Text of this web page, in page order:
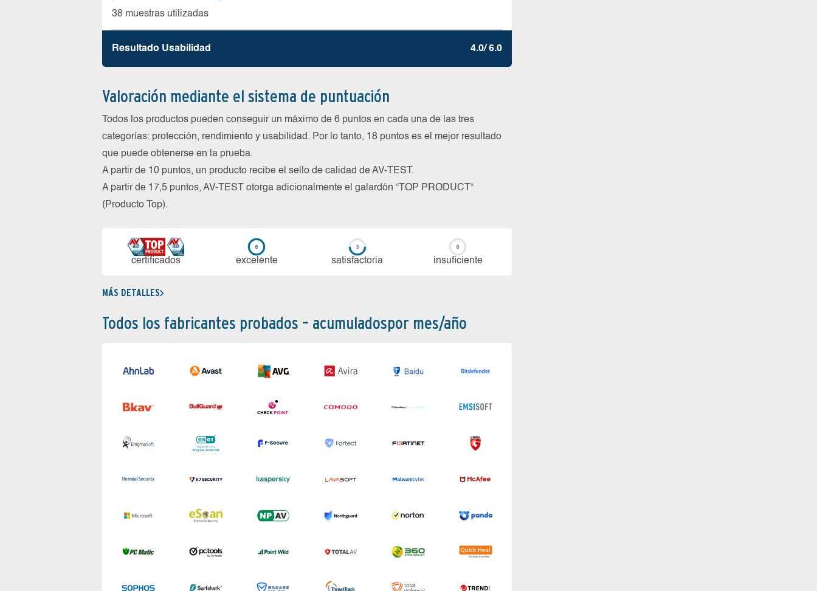
38 muestras utilizadas
Resultado Usabilidad 4.0/ 6.0
Valoración mediante el sistema de puntuación
Todos los productos pueden conseguir un máximo de 6 puntos en cada una de las tres
categorías: protección, rendimiento y usabilidad. Por lo tanto, 18 puntos es el mejor resultado
que puede obtenerse en la prueba.
A partir de 10 puntos, un producto recibe el sello de calidad de AV-TEST.
A partir de 17,5 puntos, AV-TEST otorga adicionalmente el galardón “TOP PRODUCT“
(Producto Top).
certi­ficados ex­ce­len­te sa­tis­fac­to­ria in­su­fi­cien­te
MÁS DETALLES
Todos los fabricantes probados – acumuladospor mes/año